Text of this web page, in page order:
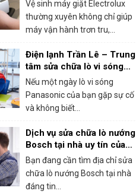
Vệ sinh máy giặt Electrolux
thường xuyên không chỉ giúp
máy vận hành trơn tru,...
Điện lạnh Trần Lê – Trung
tâm sửa chữa lò vi sóng
panasonic tại HCM
Nếu một ngày lò vi sóng
Panasonic của bạn gặp sự cố
và không biết...
Dịch vụ sửa chữa lò nướng
Bosch tại nhà uy tín của
trung tâm bảo hành Bosch
tại HCM
Bạn đang cần tìm địa chỉ sửa
chữa lò nướng Bosch tại nhà
đáng tin...